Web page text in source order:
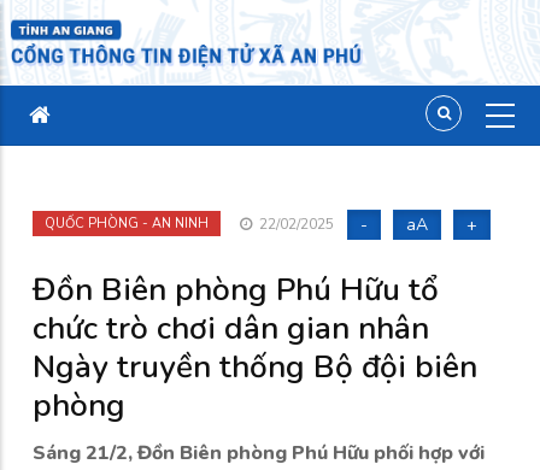
QUỐC PHÒNG - AN NINH 22/02/2025 - aA +
Đồn Biên phòng Phú Hữu tổ
chức trò chơi dân gian nhân
Ngày truyền thống Bộ đội biên
phòng
Sáng 21/2, Đồn Biên phòng Phú Hữu phối hợp với